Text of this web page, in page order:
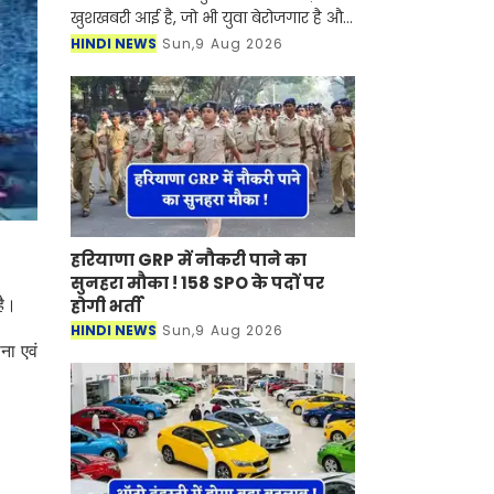
एवं
खुशखबरी आई है, जो भी युवा बेरोजगार है और
नौकरी करने के इच्छुक है उनके लिए आ
प्रदेश के रे
HINDI NEWS Sun,9 Aug 2026
हरियाणा GRP में नौकरी पाने का
सुनहरा मौका ! 158 SPO के पदों पर
होगी भर्ती
HINDI NEWS Sun,9 Aug 2026